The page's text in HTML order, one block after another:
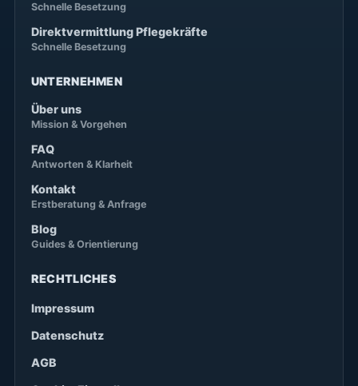
Schnelle Besetzung
Direktvermittlung Pflegekräfte
Schnelle Besetzung
UNTERNEHMEN
Über uns
Mission & Vorgehen
FAQ
Antworten & Klarheit
Kontakt
Erstberatung & Anfrage
Blog
Guides & Orientierung
RECHTLICHES
Impressum
Datenschutz
AGB